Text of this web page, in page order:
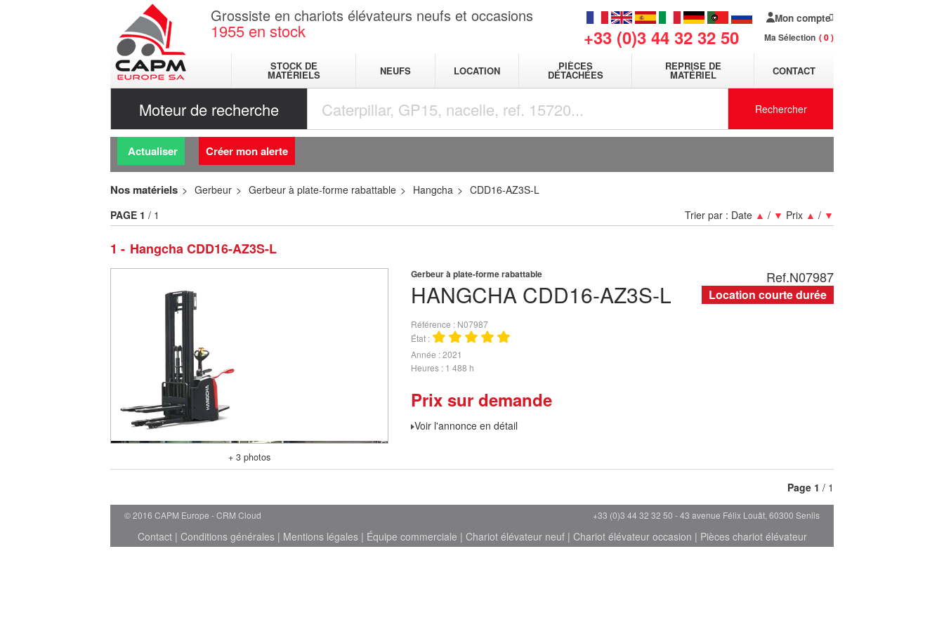
Grossiste en chariots élévateurs neufs et occasions
1955 en stock +33 (0)3 44 32 32 50
Mon compte
Ma Sélection 0
STOCK DE
MATÉRIELS NEUFS LOCATION PIÈCES
DÉTACHÉES
REPRISE DE
MATÉRIEL CONTACT
Moteur de recherche Rechercher
Actualiser Créer mon alerte
Nos matériels Gerbeur Gerbeur à plate-forme rabattable Hangcha CDD16-AZ3S-L
1 Hangcha CDD16-AZ3S-L
Trier par : Date ▲ / ▼ Prix ▲ / ▼
PAGE 1 / 1
+ 3 photos
HANGCHA CDD16-AZ3S-L
Gerbeur à plate-forme rabattable
Référence
N07987
État
Année 2021
Heures 1 488 h
Prix sur demande
Voir l'annonce en détail
Ref.N07987
Location courte durée
Page 1 / 1
© 2016 CAPM Europe CRM Cloud +33 (0)3 44 32 32 50 - 43 avenue Félix Louât, 60300 Senlis
Contact| Conditions générales| Mentions légales| Équipe commerciale | Chariot élévateur neuf| Chariot élévateur occasion | Pièces chariot élévateur